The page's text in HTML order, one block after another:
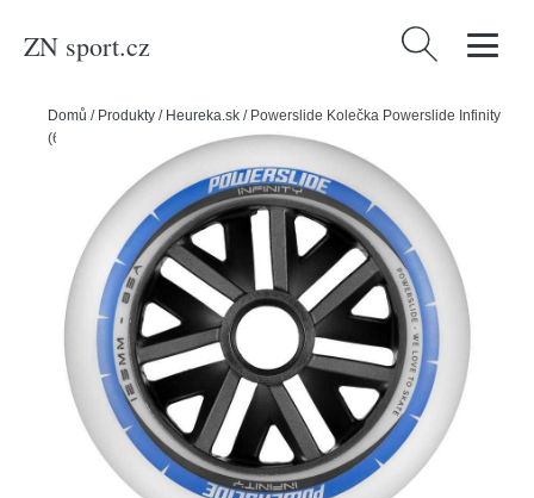
ZN sport.cz Vyhledávání
Domů / Produkty / Heureka.sk / Powerslide Kolečka Powerslide Infinity
(6ks), 85A, 125